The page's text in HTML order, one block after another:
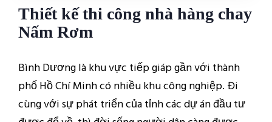
Thiết kế thi công nhà hàng chay
Nấm Rơm
Bình Dương là khu vực tiếp giáp gần với thành
phố Hồ Chí Minh có nhiều khu công nghiệp. Đi
cùng với sự phát triển của tỉnh các dự án đầu tư